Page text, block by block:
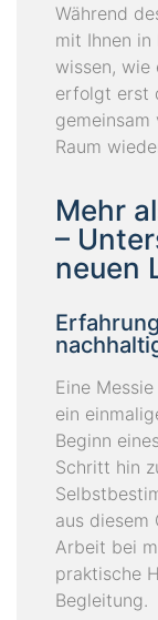
Während
mit Ihnen
wissen, wie
erfolgt erst
Raum
Mehr
–
neuen
Eine
ein
Beginn
Schritt hin
aus diesem
Arbeit bei
praktische
Begleitung.